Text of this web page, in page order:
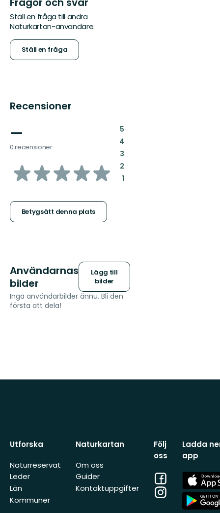
Ställ en fråga till andra
Naturkartan-användare.
Ställ en fråga
Recensioner
—
0 recensioner
av
stjärnor
Betygsätt denna plats
5:
4:
3:
2:
1:
Användarnas
bilder
Lägg till
bilder
Inga användarbilder ännu. Bli den
första att dela!
Utforska
Naturreservat
Leder
Län
Kommuner
Naturkartan
Om oss
Guider
Kontaktuppgifter
Följ
oss
Facebook
Instagram
Ladda
app
App
Store
App
Store